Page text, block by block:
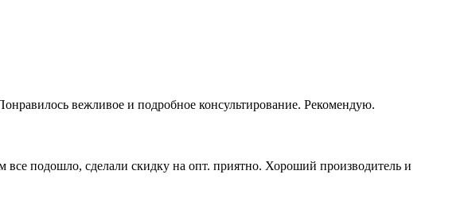
вежливое и подробное консультирование. Рекомендую.
подошло, сделали скидку на опт. приятно. Хороший производитель и